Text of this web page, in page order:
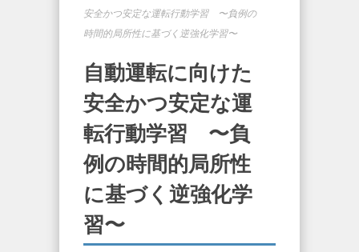
安全かつ安定な運転行動学習 〜負例の
時間的局所性に基づく逆強化学習〜
自動運転に向けた
安全かつ安定な運
転行動学習 〜負
例の時間的局所性
に基づく逆強化学
習〜